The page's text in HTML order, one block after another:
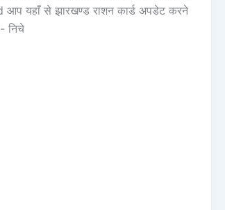
यहाँ से झारखण्ड राशन कार्ड अपडेट करने
निचे